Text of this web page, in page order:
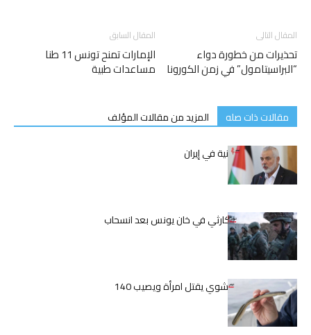
المقال السابق
الإمارات تمنح تونس 11 طنا
مساعدات طبية
المقال التالى
تحذيرات من خطورة دواء
“البراسيتامول” في زمن الكورونا
مقالات ذات صله
المزيد من مقالات المؤلف
اغتيال إسماعيل هنية في إيران
الوضع الإنساني الكارثي في خان يونس بعد انسحاب
الجيش الإسرائيلي
اليابان.. ثعبان بحر مشوي يقتل امرأة ويصيب 140
بالمرض